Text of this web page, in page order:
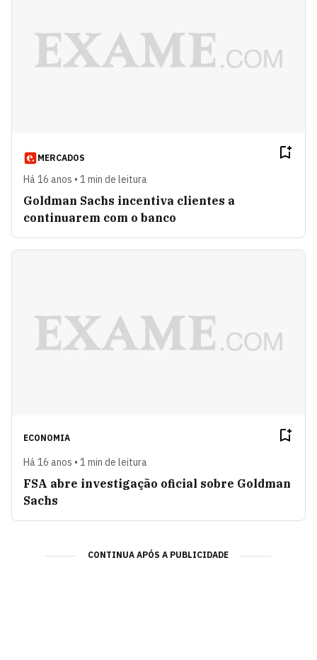
MERCADOS
Há 16 anos • 1 min de leitura
Goldman Sachs incentiva clientes a
continuarem com o banco
ECONOMIA
Há 16 anos • 1 min de leitura
FSA abre investigação oficial sobre Goldman
Sachs
CONTINUA APÓS A PUBLICIDADE